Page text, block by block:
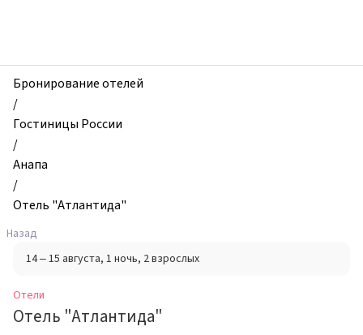
Отель
"Атлантида",
Анапа,
Россия
Бронирование отелей
/
Гостиницы России
/
Анапа
/
Отель "Атлантида"
Назад
14 – 15 августа, 1 ночь, 2 взрослых
Отели
Отель "Атлантида"